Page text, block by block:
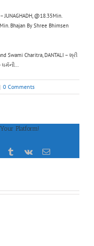
JUNAGHADH, @18.35Min.
Bhajan By Shree Bhimsen
Swami Charitra, DANTALI – શ્રી
0 Comments
Platform!
TumblrVk Email